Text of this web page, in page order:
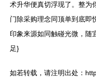
术升华便真切浮现了。整为
门除采购理念同顶单到底即
印象来源如同触碰光微，随
足}
如若转载，请注明出处：